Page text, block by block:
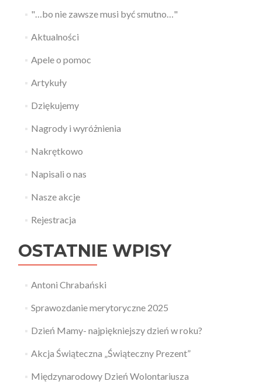
"…bo nie zawsze musi być smutno…"
Aktualności
Apele o pomoc
Artykuły
Dziękujemy
Nagrody i wyróżnienia
Nakrętkowo
Napisali o nas
Nasze akcje
Rejestracja
OSTATNIE WPISY
Antoni Chrabański
Sprawozdanie merytoryczne 2025
Dzień Mamy- najpiękniejszy dzień w roku?
Akcja Świąteczna „Świąteczny Prezent”
Międzynarodowy Dzień Wolontariusza